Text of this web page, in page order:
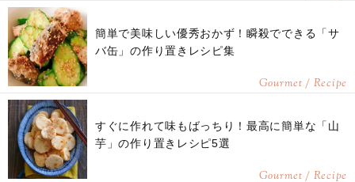
簡単で美味しい優秀おかず！瞬殺でできる「サ
バ缶」の作り置きレシピ集
Gourmet / Recipe
すぐに作れて味もばっちり！最高に簡単な「山
芋」の作り置きレシピ5選
Gourmet / Recipe